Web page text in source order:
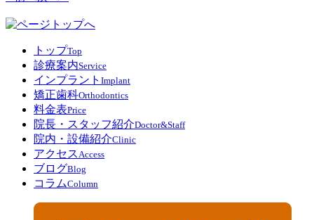
トップTop
診療案内Service
インプラント Implant
矯正歯科Orthodontics
料金表Price
院長・スタッフ紹介Doctor&Staff
院内・設備紹介Clinic
アクセスAccess
ブログBlog
コラムColumn